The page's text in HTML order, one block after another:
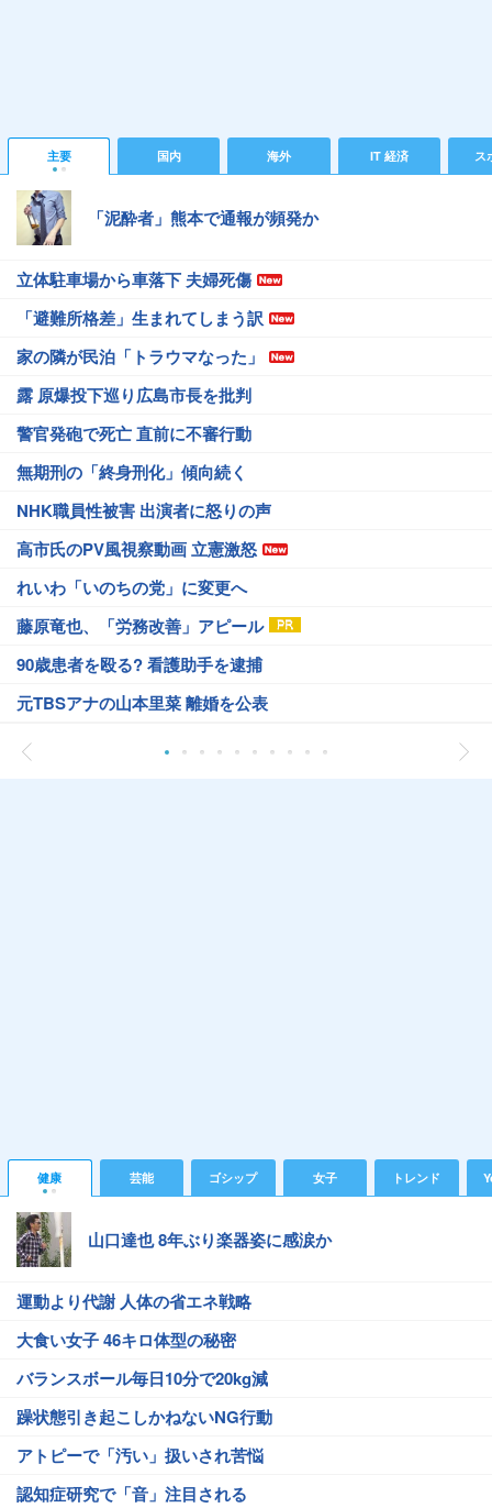
主要 国内 海外 IT 経済 ス
「泥酔者」熊本で通報が頻発か
立体駐車場から車落下 夫婦死傷
「避難所格差」生まれてしまう訳
家の隣が民泊「トラウマなった」
露 原爆投下巡り広島市長を批判
警官発砲で死亡 直前に不審行動
無期刑の「終身刑化」傾向続く
NHK職員性被害 出演者に怒りの声
高市氏のPV風視察動画 立憲激怒
れいわ「いのちの党」に変更へ
藤原竜也、「労務改善」アピール
90歳患者を殴る? 看護助手を逮捕
元TBSアナの山本里菜 離婚を公表
健康 芸能 ゴシップ 女子 トレンド
山口達也 8年ぶり楽器姿に感涙か
運動より代謝 人体の省エネ戦略
大食い女子 46キロ体型の秘密
バランスボール毎日10分で20kg減
躁状態引き起こしかねないNG行動
アトピーで「汚い」扱いされ苦悩
認知症研究で「音」注目される